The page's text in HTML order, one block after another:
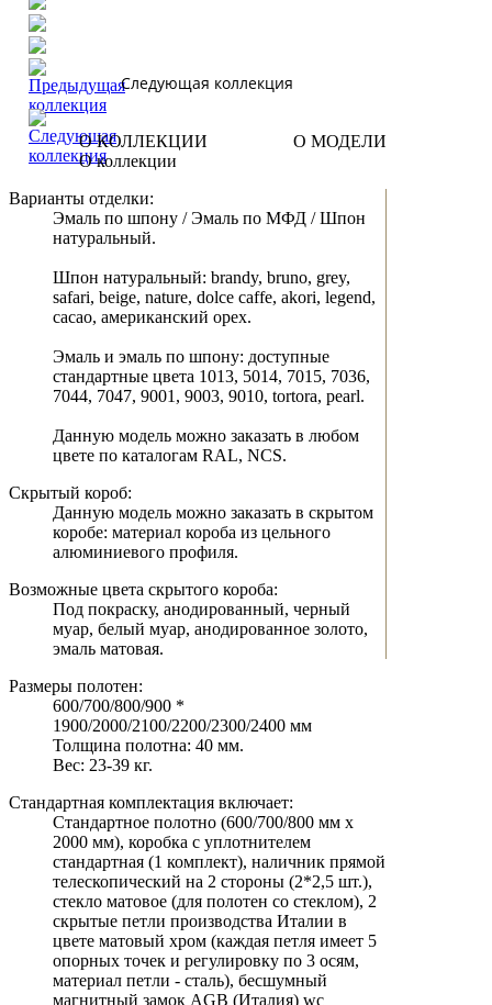
Следующая коллекция
О КОЛЛЕКЦИИ
О МОДЕЛИ
О коллекции
Варианты отделки:
Эмаль по шпону / Эмаль по МФД / Шпон
натуральный.
Шпон натуральный: brandy, bruno, grey,
safari, beige, nature, dolce caffe, akori, legend,
cacao, американский орех.
Эмаль и эмаль по шпону: доступные
стандартные цвета 1013, 5014, 7015, 7036,
7044, 7047, 9001, 9003, 9010, tortora, pearl.
Данную модель можно заказать в любом
цвете по каталогам RAL, NCS.
Скрытый короб:
Данную модель можно заказать в скрытом
коробе: материал короба из цельного
алюминиевого профиля.
Возможные цвета скрытого короба:
Под покраску, анодированный, черный
муар, белый муар, анодированное золото,
эмаль матовая.
Размеры полотен:
600/700/800/900 *
1900/2000/2100/2200/2300/2400 мм
Толщина полотна: 40 мм.
Вес: 23-39 кг.
Стандартная комплектация включает:
Стандартное полотно (600/700/800 мм х
2000 мм), коробка с уплотнителем
стандартная (1 комплект), наличник прямой
телескопический на 2 стороны (2*2,5 шт.),
стекло матовое (для полотен со стеклом), 2
скрытые петли производства Италии в
цвете матовый хром (каждая петля имеет 5
опорных точек и регулировку по 3 осям,
материал петли - сталь), бесшумный
магнитный замок AGB (Италия) wc